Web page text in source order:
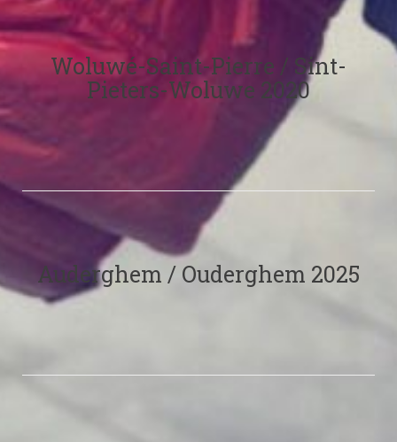
Woluwé-Saint-Pierre / Sint-
Pieters-Woluwe 2020
Auderghem / Ouderghem 2025